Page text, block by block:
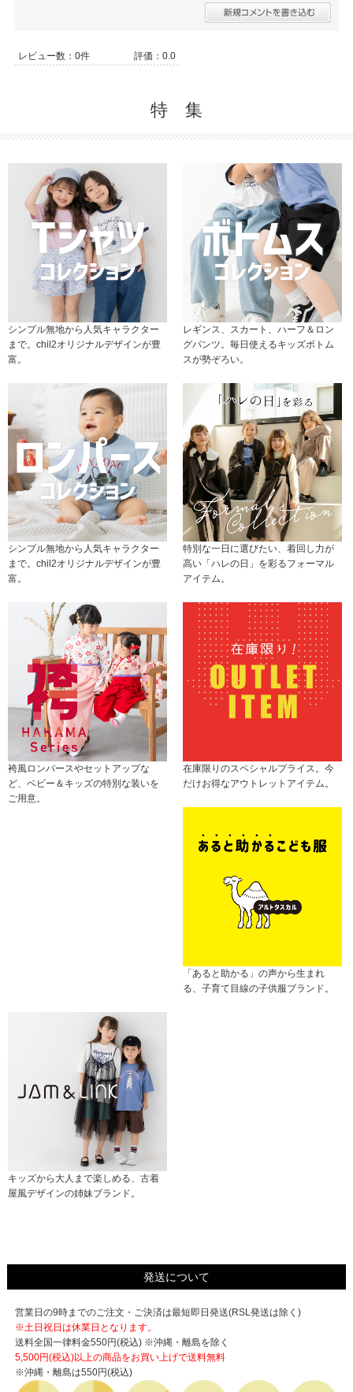
レビュー数：0件 評価：0.0
特 集
シンプル無地から人気キャラクター
まで。chil2オリジナルデザインが豊
富。
レギンス、スカート、ハーフ＆ロン
グパンツ。毎日使えるキッズボトム
スが勢ぞろい。
シンプル無地から人気キャラクター
まで。chil2オリジナルデザインが豊
富。
特別な一日に選びたい、着回し力が
高い「ハレの日」を彩るフォーマル
アイテム。
袴風ロンパースやセットアップな
ど、ベビー＆キッズの特別な装いを
ご用意。
在庫限りのスペシャルプライス。今
だけお得なアウトレットアイテム。
「あると助かる」の声から生まれ
る、子育て目線の子供服ブランド。
キッズから大人まで楽しめる、古着
屋風デザインの姉妹ブランド。
発送について
営業日の9時までのご注文・ご決済は最短即日発送(RSL発送は除く)
※土日祝日は休業日となります。
送料全国一律料金550円(税込) ※沖縄・離島を除く
5,500円(税込)以上の商品をお買い上げで送料無料
※沖縄・離島は550円(税込)